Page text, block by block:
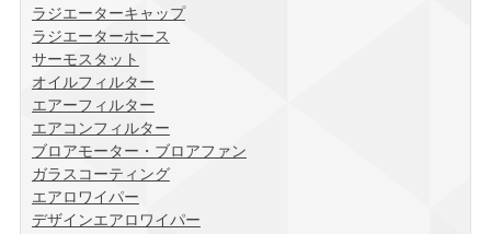
ラジエーターキャップ
ラジエーターホース
サーモスタット
オイルフィルター
エアーフィルター
エアコンフィルター
ブロアモーター・ブロアファン
ガラスコーティング
エアロワイパー
デザインエアロワイパー